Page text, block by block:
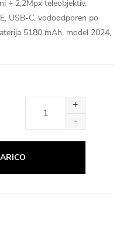
+ 2,2Mpx teleobjektiv,
USB-C, vodoodporen po
5180 mAh, model 2024,